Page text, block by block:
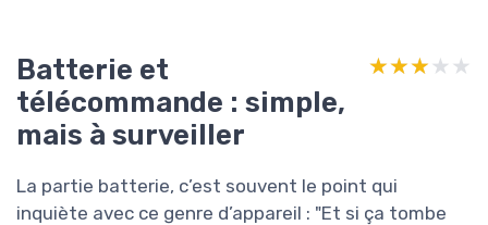
Batterie et
télécommande : simple,
mais à surveiller
★★★★★
★★★★★
La partie batterie, c’est souvent le point qui
inquiète avec ce genre d’appareil : "Et si ça tombe